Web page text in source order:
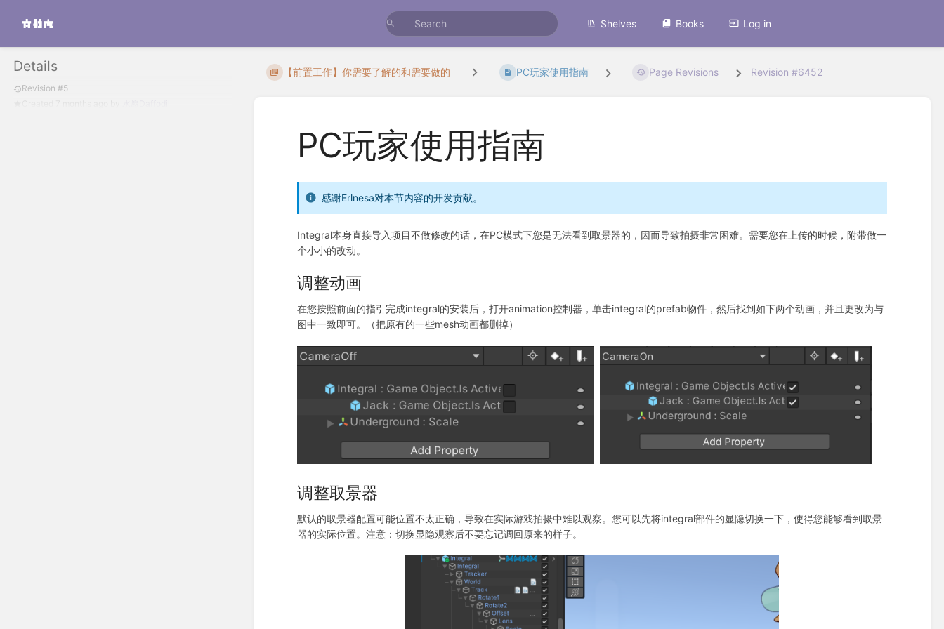
Shelves Books Log in
Details
Revision #5
【前置工作】你需要了解的和需要做的 PC玩家使用指南 Page Revisions Revision #6452
PC玩家使用指南
感谢Erlnesa对本节内容的开发贡献。
Integral本身直接导入项目不做修改的话，在PC模式下您是无法看到取景器的，因而导致拍摄非常困难。需要您在上传的时候，附带做一
个小小的改动。
调整动画
在您按照前面的指引完成integral的安装后，打开animation控制器，单击integral的prefab物件，然后找到如下两个动画，并且更改为与
图中一致即可。（把原有的一些mesh动画都删掉）
调整取景器
默认的取景器配置可能位置不太正确，导致在实际游戏拍摄中难以观察。您可以先将integral部件的显隐切换一下，使得您能够看到取景
器的实际位置。注意：切换显隐观察后不要忘记调回原来的样子。